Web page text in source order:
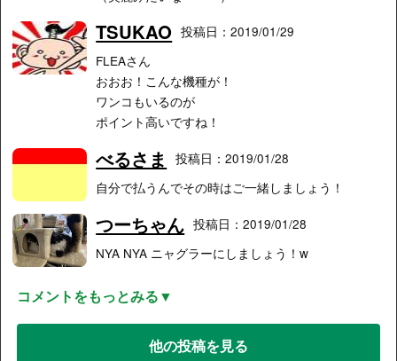
TSUKAO 投稿日：2019/01/29
FLEAさん
おおお！こんな機種が！
ワンコもいるのが
ポイント高いですね！
べるさま
投稿日：2019/01/28
自分で払うんでその時はご一緒しましょう！
つーちゃん 投稿日：2019/01/28
NYA NYA ニャグラーにしましょう！w
コメントをもっとみる▼
他の投稿を見る